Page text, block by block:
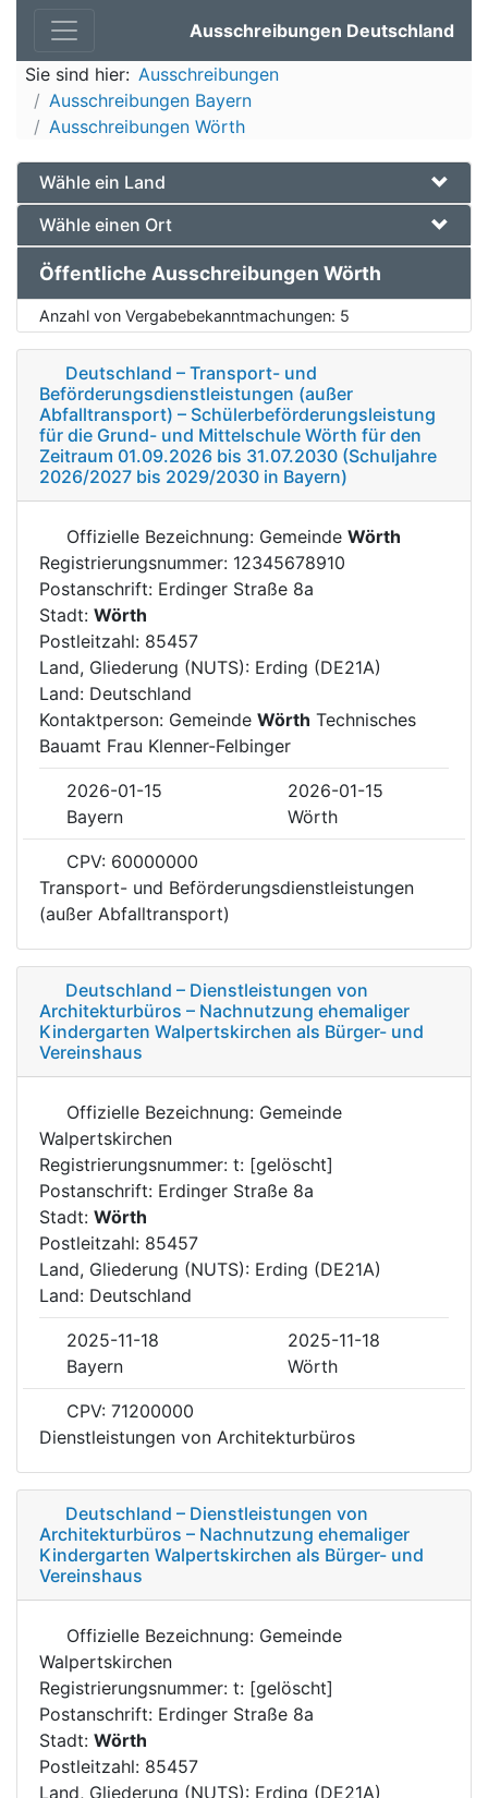
Ausschreibungen Deutschland
Sie sind hier: Ausschreibungen
Ausschreibungen Bayern
Ausschreibungen Wörth
Wähle ein Land
Wähle einen Ort
Öffentliche Ausschreibungen Wörth
Anzahl von Vergabebekanntmachungen: 5
Deutschland – Transport- und
Beförderungsdienstleistungen (außer
Abfalltransport) – Schülerbeförderungsleistung
für die Grund- und Mittelschule Wörth für den
Zeitraum 01.09.2026 bis 31.07.2030 (Schuljahre
2026/2027 bis 2029/2030 in Bayern)
Offizielle Bezeichnung: Gemeinde Wörth
Registrierungsnummer: 12345678910
Postanschrift: Erdinger Straße 8a
Stadt: Wörth
Postleitzahl: 85457
Land, Gliederung (NUTS): Erding (DE21A)
Land: Deutschland
Kontaktperson: Gemeinde Wörth Technisches
Bauamt Frau Klenner-Felbinger
2026-01-15
2026-01-15
Bayern
Wörth
CPV: 60000000
Transport- und Beförderungsdienstleistungen
(außer Abfalltransport)
Deutschland – Dienstleistungen von
Architekturbüros – Nachnutzung ehemaliger
Kindergarten Walpertskirchen als Bürger- und
Vereinshaus
Offizielle Bezeichnung: Gemeinde
Walpertskirchen
Registrierungsnummer: t: [gelöscht]
Postanschrift: Erdinger Straße 8a
Stadt: Wörth
Postleitzahl: 85457
Land, Gliederung (NUTS): Erding (DE21A)
Land: Deutschland
2025-11-18
2025-11-18
Bayern
Wörth
CPV: 71200000
Dienstleistungen von Architekturbüros
Deutschland – Dienstleistungen von
Architekturbüros – Nachnutzung ehemaliger
Kindergarten Walpertskirchen als Bürger- und
Vereinshaus
Offizielle Bezeichnung: Gemeinde
Walpertskirchen
Registrierungsnummer: t: [gelöscht]
Postanschrift: Erdinger Straße 8a
Stadt: Wörth
Postleitzahl: 85457
Land, Gliederung (NUTS): Erding (DE21A)